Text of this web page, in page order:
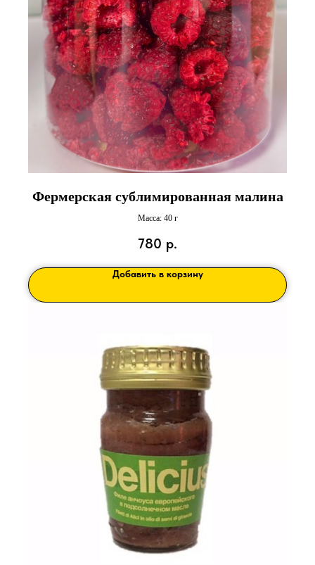
Фермерская сублимированная малина
Масса: 40 г
780 р.
Добавить в корзину